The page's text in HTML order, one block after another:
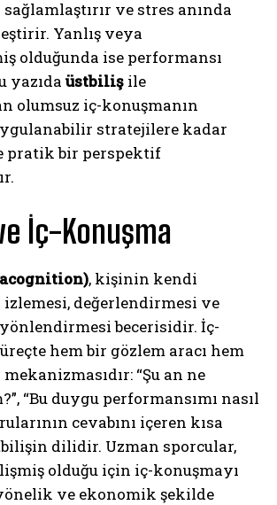
ve stres anında
Yanlış veya
olduğunda ise performansı
yazıda üstbiliş ile
olumsuz iç-konuşmanın
stratejilere kadar
pratik bir perspektif
İç-Konuşma
, kişinin kendi
değerlendirmesi ve
becerisidir. İç-
hem bir gözlem aracı hem
“Şu an ne
“Bu duygu performansımı nasıl
cevabını içeren kısa
dilidir. Uzman sporcular,
olduğu için iç-konuşmayı
ve ekonomik şekilde